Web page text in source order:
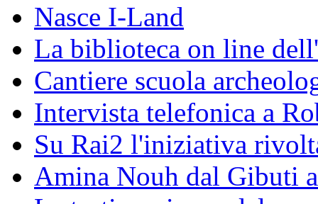
Nasce I-Land
La biblioteca on line
Cantiere scuola
Intervista telefonica a
Su Rai2 l'iniziativa
Amina Nouh dal Gibuti